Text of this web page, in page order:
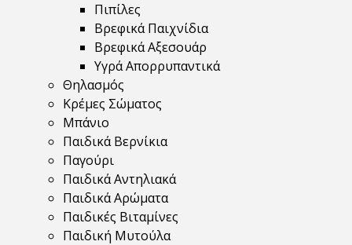
Πιπίλες
Βρεφικά Παιχνίδια
Βρεφικά Αξεσουάρ
Υγρά Απορρυπαντικά
Θηλασμός
Κρέμες Σώματος
Μπάνιο
Παιδικά Βερνίκια
Παγούρι
Παιδικά Αντηλιακά
Παιδικά Αρώματα
Παιδικές Βιταμίνες
Παιδική Μυτούλα